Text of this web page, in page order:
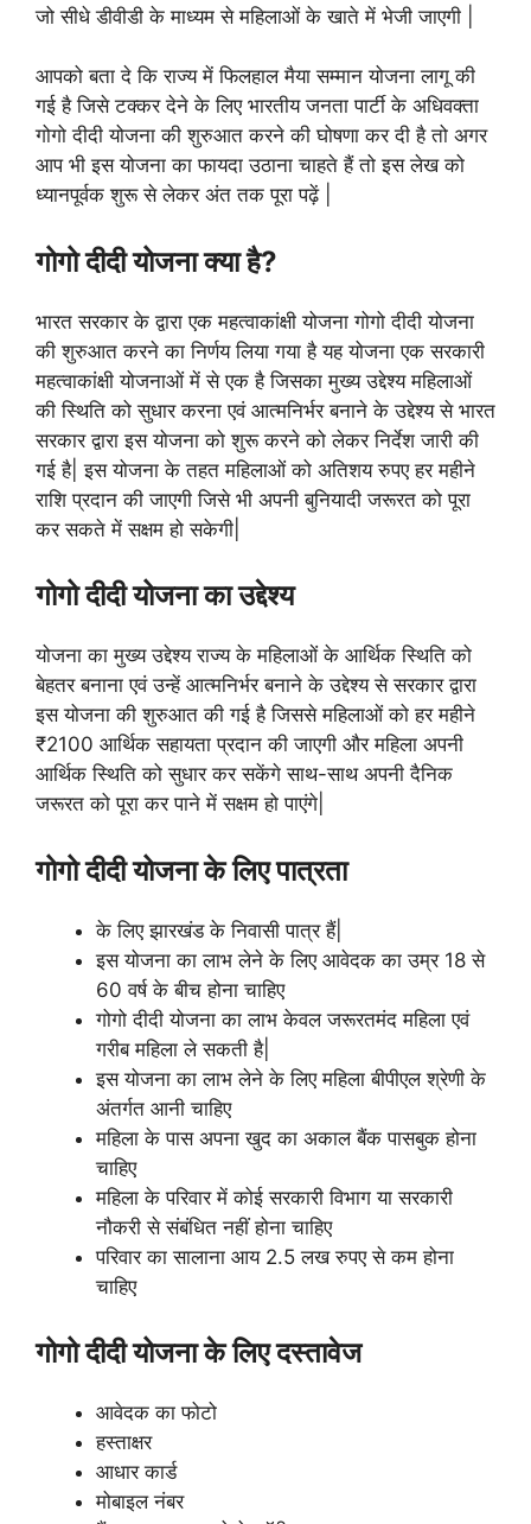
जो सीधे डीवीडी के माध्यम से महिलाओं के खाते में भेजी जाएगी |
आपको बता दे कि राज्य में फिलहाल मैया सम्मान योजना लागू की
गई है जिसे टक्कर देने के लिए भारतीय जनता पार्टी के अधिवक्ता
गोगो दीदी योजना की शुरुआत करने की घोषणा कर दी है तो अगर
आप भी इस योजना का फायदा उठाना चाहते हैं तो इस लेख को
ध्यानपूर्वक शुरू से लेकर अंत तक पूरा पढ़ें |
गोगो दीदी योजना क्या है?
भारत सरकार के द्वारा एक महत्वाकांक्षी योजना गोगो दीदी योजना
की शुरुआत करने का निर्णय लिया गया है यह योजना एक सरकारी
महत्वाकांक्षी योजनाओं में से एक है जिसका मुख्य उद्देश्य महिलाओं
की स्थिति को सुधार करना एवं आत्मनिर्भर बनाने के उद्देश्य से भारत
सरकार द्वारा इस योजना को शुरू करने को लेकर निर्देश जारी की
गई है| इस योजना के तहत महिलाओं को अतिशय रुपए हर महीने
राशि प्रदान की जाएगी जिसे भी अपनी बुनियादी जरूरत को पूरा
कर सकते में सक्षम हो सकेगी|
गोगो दीदी योजना का उद्देश्य
योजना का मुख्य उद्देश्य राज्य के महिलाओं के आर्थिक स्थिति को
बेहतर बनाना एवं उन्हें आत्मनिर्भर बनाने के उद्देश्य से सरकार द्वारा
इस योजना की शुरुआत की गई है जिससे महिलाओं को हर महीने
₹2100 आर्थिक सहायता प्रदान की जाएगी और महिला अपनी
आर्थिक स्थिति को सुधार कर सकेंगे साथ-साथ अपनी दैनिक
जरूरत को पूरा कर पाने में सक्षम हो पाएंगे|
गोगो दीदी योजना के लिए पात्रता
के लिए झारखंड के निवासी पात्र हैं|
इस योजना का लाभ लेने के लिए आवेदक का उम्र 18 से
60 वर्ष के बीच होना चाहिए
गोगो दीदी योजना का लाभ केवल जरूरतमंद महिला एवं
गरीब महिला ले सकती है|
इस योजना का लाभ लेने के लिए महिला बीपीएल श्रेणी के
अंतर्गत आनी चाहिए
महिला के पास अपना खुद का अकाल बैंक पासबुक होना
चाहिए
महिला के परिवार में कोई सरकारी विभाग या सरकारी
नौकरी से संबंधित नहीं होना चाहिए
परिवार का सालाना आय 2.5 लख रुपए से कम होना
चाहिए
गोगो दीदी योजना के लिए दस्तावेज
आवेदक का फोटो
हस्ताक्षर
आधार कार्ड
मोबाइल नंबर